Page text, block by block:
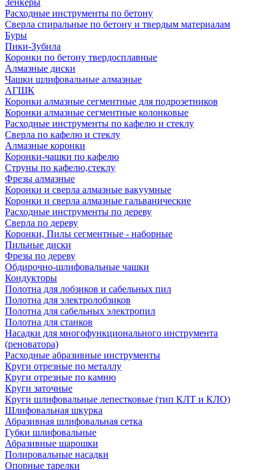
Зенкеры
Расходные инструменты по бетону
Сверла спиральные по бетону и твердым материалам
Буры
Пики-Зубила
Коронки по бетону твердосплавные
Алмазные диски
Чашки шлифовальные алмазные
АГШК
Коронки алмазные сегментные для подрозетников
Коронки алмазные сегментные колонковые
Расходные инструменты по кафелю и стеклу
Сверла по кафелю и стеклу
Алмазные коронки
Коронки-чашки по кафелю
Струны по кафелю,стеклу
Фрезы алмазные
Коронки и сверла алмазные вакуумные
Коронки и сверла алмазные гальванические
Расходные инструменты по дереву
Сверла по дереву
Коронки, Пилы сегментные - наборные
Пильные диски
Фрезы по дереву
Обдирочно-шлифовальные чашки
Кондукторы
Полотна для лобзиков и сабельных пил
Полотна для электролобзиков
Полотна для сабельных электропил
Полотна для станков
Насадки для многофункционального инструмента
(реноватора)
Расходные абразивные инструменты
Круги отрезные по металлу
Круги отрезные по камню
Круги заточные
Круги шлифовальные лепестковые (тип КЛТ и КЛО)
Шлифовальная шкурка
Абразивная шлифовальная сетка
Губки шлифовальные
Абразивные шарошки
Полировальные насадки
Опорные тарелки